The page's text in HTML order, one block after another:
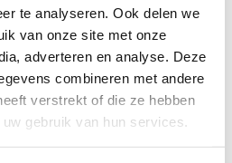
te analyseren. Ook delen we
van onze site met onze
adverteren en analyse. Deze
combineren met andere
verstrekt of die ze hebben
gebruik van hun services.
SLATER WIT T-SHIRTS 2-
PACK V-HALS WIT BASIC
FIT
€27,95
NIEUW